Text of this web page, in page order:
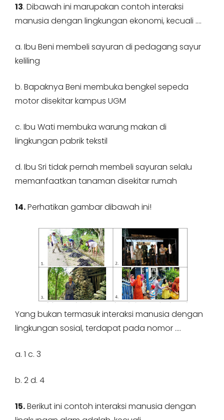
13. Dibawah ini marupakan contoh interaksi
manusia dengan lingkungan ekonomi, kecuali ….
a. Ibu Beni membeli sayuran di pedagang sayur
keliling
b. Bapaknya Beni membuka bengkel sepeda
motor disekitar kampus UGM
c. Ibu Wati membuka warung makan di
lingkungan pabrik tekstil
d. Ibu Sri tidak pernah membeli sayuran selalu
memanfaatkan tanaman disekitar rumah
14.Perhatikan gambar dibawah ini!
Yang bukan termasuk interaksi manusia dengan
lingkungan sosial, terdapat pada nomor ….
a. 1 c. 3
b. 2 d. 4
15.Berikut ini contoh interaksi manusia dengan